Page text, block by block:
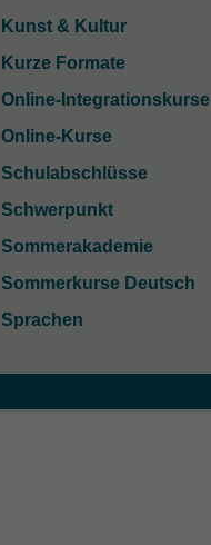
Kunst & Kultur
Kurze Formate
Online-Integrationskurse
Online-Kurse
Schulabschlüsse
Schwerpunkt
Sommerakademie
Sommerkurse Deutsch
Sprachen